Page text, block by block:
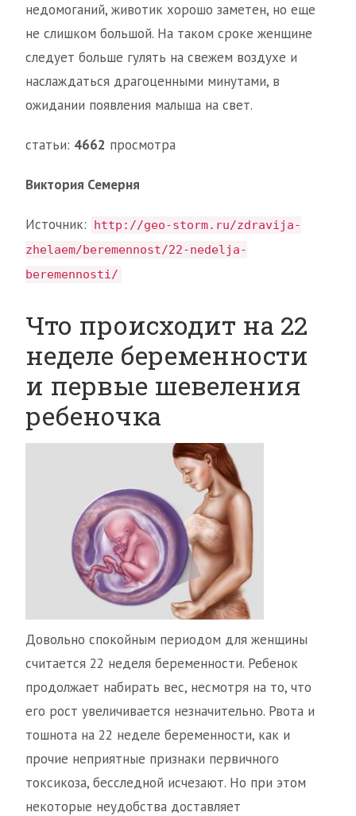
недомоганий, животик хорошо заметен, но еще
не слишком большой. На таком сроке женщине
следует больше гулять на свежем воздухе и
наслаждаться драгоценными минутами, в
ожидании появления малыша на свет.
статьи: 4662 просмотра
Виктория Семерня
Источник:
http://geo-storm.ru/zdravija-
zhelaem/beremennost/22-nedelja-
beremennosti/
Что происходит на 22
неделе беременности
и первые шевеления
ребеночка
Довольно спокойным периодом для женщины
считается 22 неделя беременности. Ребенок
продолжает набирать вес, несмотря на то, что
его рост увеличивается незначительно. Рвота и
тошнота на 22 неделе беременности, как и
прочие неприятные признаки первичного
токсикоза, бесследной исчезают. Но при этом
некоторые неудобства доставляет